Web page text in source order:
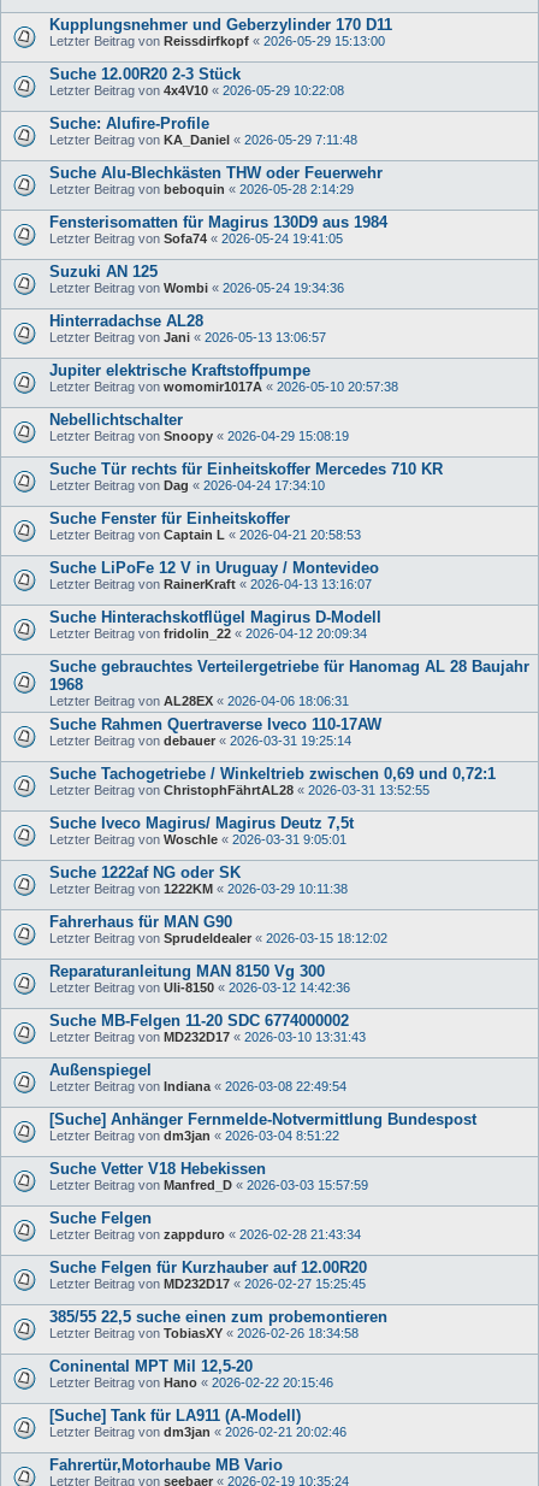
Kupplungsnehmer und Geberzylinder 170 D11
Letzter Beitrag von Reissdirfkopf « 2026-05-29 15:13:00
Suche 12.00R20 2-3 Stück
Letzter Beitrag von 4x4V10 « 2026-05-29 10:22:08
Suche: Alufire-Profile
Letzter Beitrag von KA_Daniel « 2026-05-29 7:11:48
Suche Alu-Blechkästen THW oder Feuerwehr
Letzter Beitrag von beboquin « 2026-05-28 2:14:29
Fensterisomatten für Magirus 130D9 aus 1984
Letzter Beitrag von Sofa74 « 2026-05-24 19:41:05
Suzuki AN 125
Letzter Beitrag von Wombi « 2026-05-24 19:34:36
Hinterradachse AL28
Letzter Beitrag von Jani « 2026-05-13 13:06:57
Jupiter elektrische Kraftstoffpumpe
Letzter Beitrag von womomir1017A « 2026-05-10 20:57:38
Nebellichtschalter
Letzter Beitrag von Snoopy « 2026-04-29 15:08:19
Suche Tür rechts für Einheitskoffer Mercedes 710 KR
Letzter Beitrag von Dag « 2026-04-24 17:34:10
Suche Fenster für Einheitskoffer
Letzter Beitrag von Captain L « 2026-04-21 20:58:53
Suche LiPoFe 12 V in Uruguay / Montevideo
Letzter Beitrag von RainerKraft « 2026-04-13 13:16:07
Suche Hinterachskotflügel Magirus D-Modell
Letzter Beitrag von fridolin_22 « 2026-04-12 20:09:34
Suche gebrauchtes Verteilergetriebe für Hanomag AL 28 Baujahr
1968
Letzter Beitrag von AL28EX « 2026-04-06 18:06:31
Suche Rahmen Quertraverse Iveco 110-17AW
Letzter Beitrag von debauer « 2026-03-31 19:25:14
Suche Tachogetriebe / Winkeltrieb zwischen 0,69 und 0,72:1
Letzter Beitrag von ChristophFährtAL28 « 2026-03-31 13:52:55
Suche Iveco Magirus/ Magirus Deutz 7,5t
Letzter Beitrag von Woschle « 2026-03-31 9:05:01
Suche 1222af NG oder SK
Letzter Beitrag von 1222KM « 2026-03-29 10:11:38
Fahrerhaus für MAN G90
Letzter Beitrag von Sprudeldealer « 2026-03-15 18:12:02
Reparaturanleitung MAN 8150 Vg 300
Letzter Beitrag von Uli-8150 « 2026-03-12 14:42:36
Suche MB-Felgen 11-20 SDC 6774000002
Letzter Beitrag von MD232D17 « 2026-03-10 13:31:43
Außenspiegel
Letzter Beitrag von Indiana « 2026-03-08 22:49:54
[Suche] Anhänger Fernmelde-Notvermittlung Bundespost
Letzter Beitrag von dm3jan « 2026-03-04 8:51:22
Suche Vetter V18 Hebekissen
Letzter Beitrag von Manfred_D « 2026-03-03 15:57:59
Suche Felgen
Letzter Beitrag von zappduro « 2026-02-28 21:43:34
Suche Felgen für Kurzhauber auf 12.00R20
Letzter Beitrag von MD232D17 « 2026-02-27 15:25:45
385/55 22,5 suche einen zum probemontieren
Letzter Beitrag von TobiasXY « 2026-02-26 18:34:58
Coninental MPT Mil 12,5-20
Letzter Beitrag von Hano « 2026-02-22 20:15:46
[Suche] Tank für LA911 (A-Modell)
Letzter Beitrag von dm3jan « 2026-02-21 20:02:46
Fahrertür,Motorhaube MB Vario
Letzter Beitrag von seebaer « 2026-02-19 10:35:24